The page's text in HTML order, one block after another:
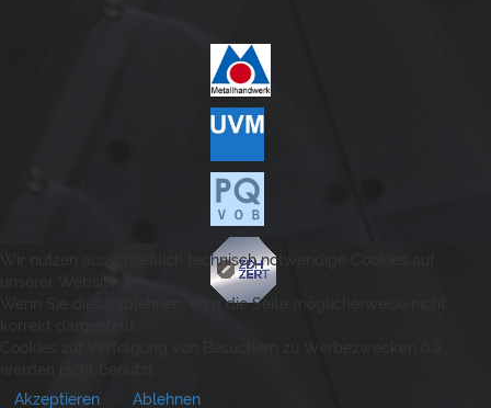
Wir nutzen ausschließlich technisch notwendige Cookies auf
Wenn Sie diese ablehnen, wird die Seite möglicherweise nicht
Akzeptieren
Ablehnen